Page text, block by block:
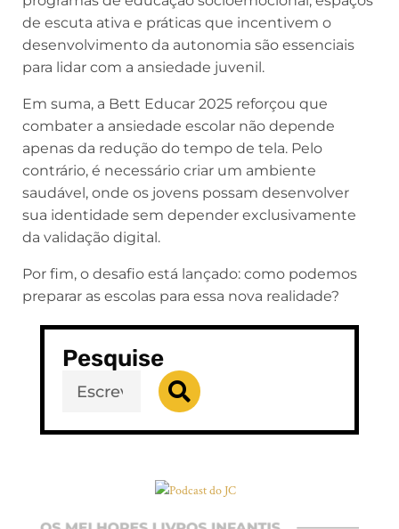
de escuta ativa e práticas que incentivem o
desenvolvimento da autonomia são essenciais
para lidar com a ansiedade juvenil.
Em suma, a Bett Educar 2025 reforçou que
combater a ansiedade escolar não depende
apenas da redução do tempo de tela. Pelo
contrário, é necessário criar um ambiente
saudável, onde os jovens possam desenvolver
sua identidade sem depender exclusivamente
da validação digital.
Por fim, o desafio está lançado: como podemos
preparar as escolas para essa nova realidade?
Pesquise